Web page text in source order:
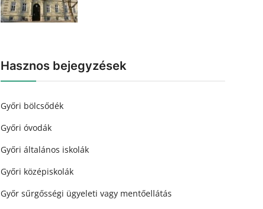
Hasznos bejegyzések
Győri bölcsődék
Győri óvodák
Győri általános iskolák
Győri középiskolák
Győr sűrgősségi ügyeleti vagy mentőellátás